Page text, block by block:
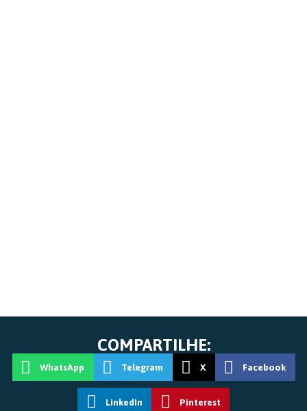
COMPARTILHE:
WhatsApp Telegram X Facebook
LinkedIn Pinterest